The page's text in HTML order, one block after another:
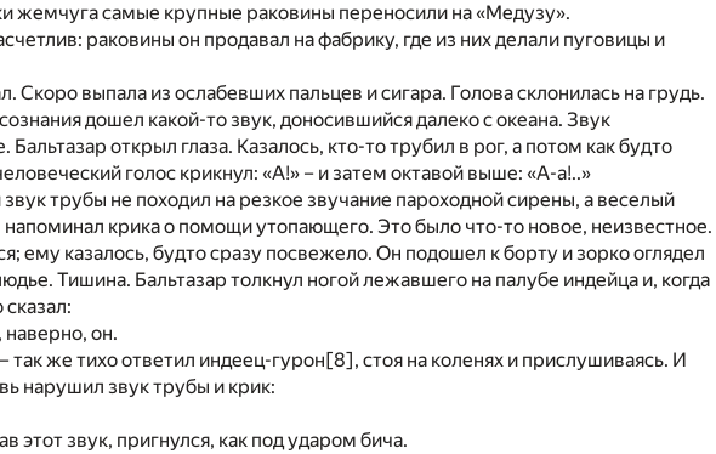
жемчуга самые крупные раковины переносили на «Медузу».
раковины он продавал на фабрику, где из них делали пуговицы и
Скоро выпала из ослабевших пальцев и сигара. Голова склонилась на грудь.
дошел какой-то звук, доносившийся далеко с океана. Звук
открыл глаза. Казалось, кто-то трубил в рог, а потом как будто
голос крикнул: «А!» – и затем октавой выше: «А-а!..»
трубы не походил на резкое звучание пароходной сирены, а веселый
напоминал крика о помощи утопающего. Это было что-то новое, неизвестное.
ему казалось, будто сразу посвежело. Он подошел к борту и зорко оглядел
Тишина. Бальтазар толкнул ногой лежавшего на палубе индейца и, когда
сказал:
наверно, он.
так же тихо ответил индеец-гурон [8] , стоя на коленях и прислушиваясь. И
нарушил звук трубы и крик:
этот звук, пригнулся, как под ударом бича.